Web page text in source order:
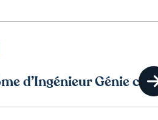
d’Ingénieur Génie civil